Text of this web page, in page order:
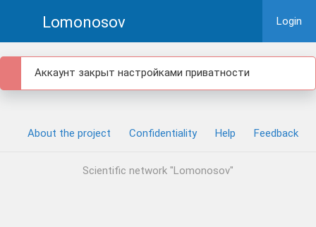
Lomonosov Login
Аккаунт закрыт настройками приватности
About the project Confidentiality Help Feedback
Scientific network "Lomonosov"